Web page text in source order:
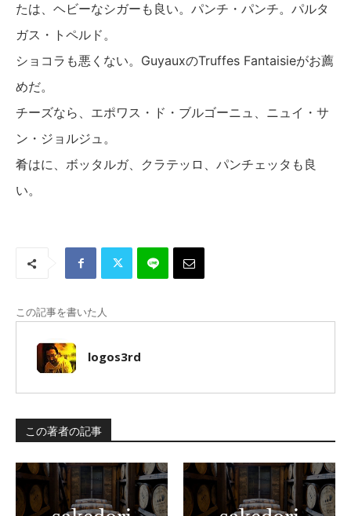
たは、ヘビーなシガーも良い。パンチ・パンチ。パルタ
ガス・トペルド。
ショコラも悪くない。GuyauxのTruffes Fantaisieがお薦
めだ。
チーズなら、エポワス・ド・ブルゴーニュ、ニュイ・サ
ン・ジョルジュ。
肴はに、ボッタルガ、クラテッロ、パンチェッタも良
い。
この記事を書いた人
logos3rd
この著者の記事